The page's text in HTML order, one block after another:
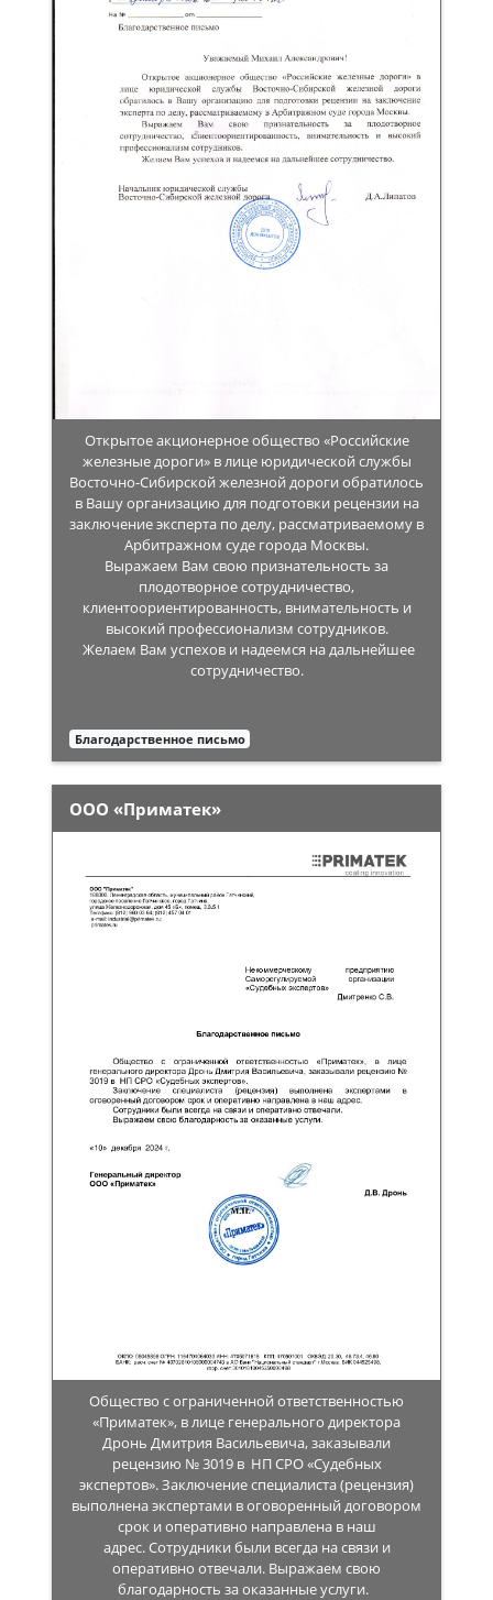
Открытое акционерное общество «Российские
железные дороги» в лице юридической службы
Восточно-Сибирской железной дороги обратилось
в Вашу организацию для подготовки рецензии на
заключение эксперта по делу, рассматриваемому в
Арбитражном суде города Москвы.
Выражаем Вам свою признательность за
плодотворное сотрудничество,
клиентоориентированность, внимательность и
высокий профессионализм сотрудников.
Желаем Вам успехов и надеемся на дальнейшее
сотрудничество.
Благодарственное письмо
ООО «Приматек»
Общество с ограниченной ответственностью
«Приматек», в лице генерального директора
Дронь Дмитрия Васильевича, заказывали
рецензию № 3019 в НП СРО «Судебных
экспертов». Заключение специалиста (рецензия)
выполнена экспертами в оговоренный договором
срок и оперативно направлена в наш
адрес. Сотрудники были всегда на связи и
оперативно отвечали. Выражаем свою
благодарность за оказанные услуги.